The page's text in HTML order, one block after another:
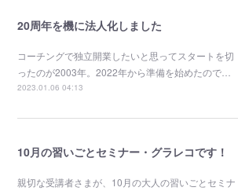
20周年を機に法人化しました
コーチングで独立開業したいと思ってスタートを切
ったのが2003年。2022年から準備を始めたので…
2023.01.06 04:13
10月の習いごとセミナー・グラレコです！
親切な受講者さまが、10月の大人の習いごとセミナ